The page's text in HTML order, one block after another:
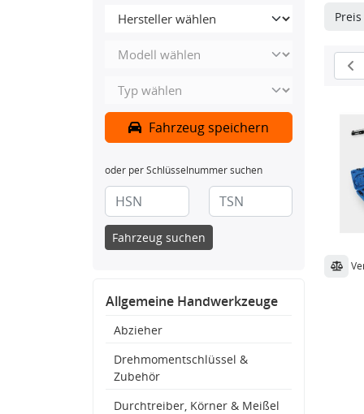
Fahrzeug speichern
oder per Schlüsselnummer suchen
Fahrzeug suchen
Allgemeine Handwerkzeuge
Abzieher
Drehmomentschlüssel &
Zubehör
Durchtreiber, Körner & Meißel
Preis